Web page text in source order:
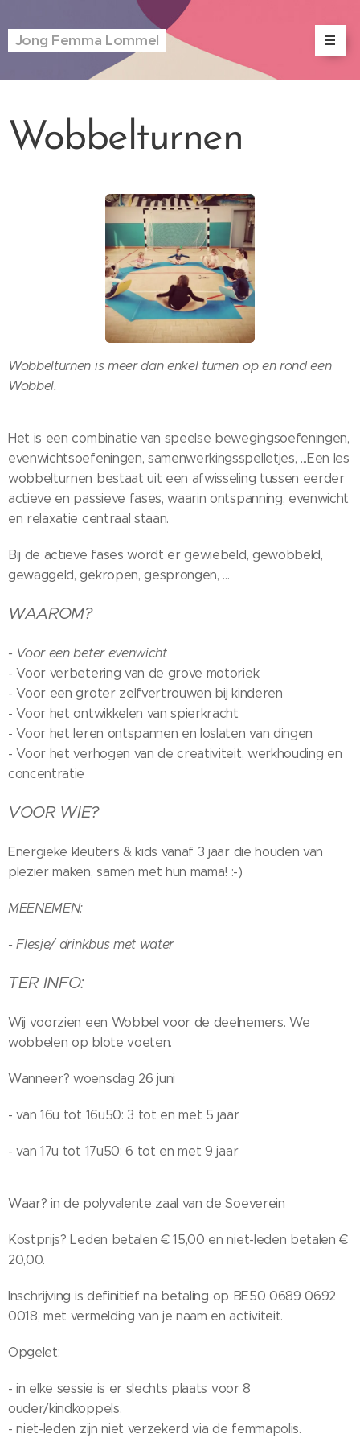
Jong Femma Lommel
Wobbelturnen
Wobbelturnen is meer dan enkel turnen op en rond een
Wobbel.
Het is een combinatie van speelse bewegingsoefeningen,
evenwichtsoefeningen, samenwerkingsspelletjes, ...Een les
wobbelturnen bestaat uit een afwisseling tussen eerder
actieve en passieve fases, waarin ontspanning, evenwicht
en relaxatie centraal staan.
Bij de actieve fases wordt er gewiebeld, gewobbeld,
gewaggeld, gekropen, gesprongen, ...
WAAROM?
- Voor een beter evenwicht
- Voor verbetering van de grove motoriek
- Voor een groter zelfvertrouwen bij kinderen
- Voor het ontwikkelen van spierkracht
- Voor het leren ontspannen en loslaten van dingen
- Voor het verhogen van de creativiteit, werkhouding en
concentratie
VOOR WIE?
Energieke kleuters & kids vanaf 3 jaar die houden van
plezier maken, samen met hun mama! :-)
MEENEMEN:
- Flesje/ drinkbus met water
TER INFO:
Wij voorzien een Wobbel voor de deelnemers. We
wobbelen op blote voeten.
Wanneer? woensdag 26 juni
- van 16u tot 16u50: 3 tot en met 5 jaar
- van 17u tot 17u50: 6 tot en met 9 jaar
Waar? in de polyvalente zaal van de Soeverein
Kostprijs? Leden betalen € 15,00 en niet-leden betalen €
20,00.
Inschrijving is definitief na betaling op BE50 0689 0692
0018, met vermelding van je naam en activiteit.
Opgelet:
- in elke sessie is er slechts plaats voor 8
ouder/kindkoppels.
- niet-leden zijn niet verzekerd via de femmapolis.